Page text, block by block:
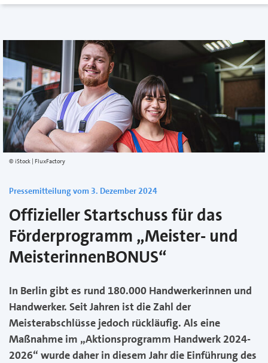
iStock | FluxFactory
Pressemitteilung vom 3. Dezember 2024
Offizieller Startschuss für das
Förderprogramm „Meister- und
MeisterinnenBONUS“
In Berlin gibt es rund 180.000 Handwerkerinnen und
Handwerker. Seit Jahren ist die Zahl der
Meisterabschlüsse jedoch rückläufig. Als eine
Maßnahme im „Aktionsprogramm Handwerk 2024-
2026“ wurde daher in diesem Jahr die Einführung des